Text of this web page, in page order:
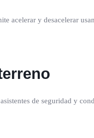
acelerar y desacelerar
de seguridad y